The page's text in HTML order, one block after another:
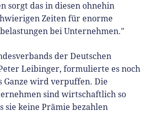
sorgt das in diesen ohnehin
Zeiten für enorme
bei Unternehmen."
der Deutschen
Leibinger, formulierte es noch
Ganze wird verpuffen. Die
sind wirtschaftlich so
sie keine Prämie bezahlen